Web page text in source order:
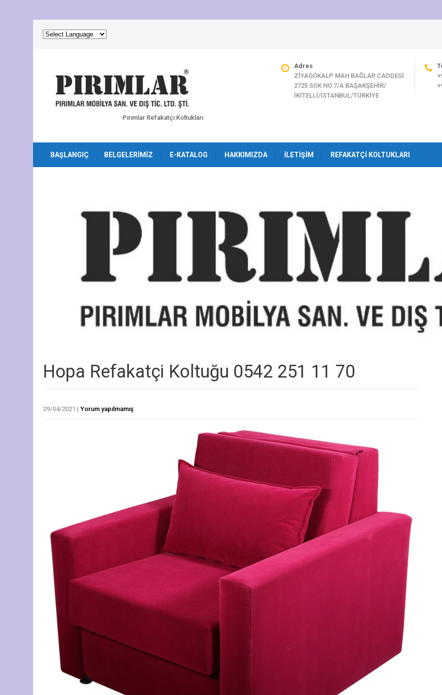
Pırımlar Refakatçi Koltukları
Adres
ZİYAGÖKALP MAH BAĞLAR CADDESİ
2725 SOK NO:7/A BAŞAKŞEHİR/
İKİTELLİ/İSTANBUL/TÜRKİYE
BAŞLANGIÇ BELGELERIMIZ E-KATALOG HAKKIMIZDA İLETIŞIM REFAKATÇI KOLTUKLARI
Hopa Refakatçi Koltuğu 0542 251 11 70
29/04/2021 | Yorum yapılmamış